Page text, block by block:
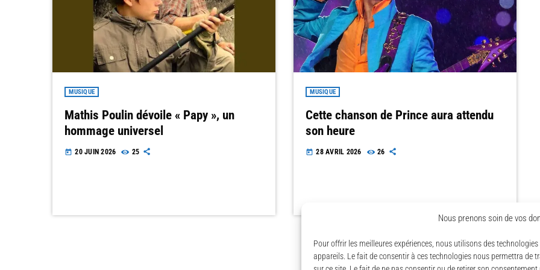
Nous prenons soin de vos
Pour offrir les meilleures expériences, nous utilisons des
appareils. Le fait de consentir à ces technologies nous permettra de
MUSIQUE
Mathis Poulin dévoile « Papy », un
hommage universel
today 20 JUIN 2026 25
MUSIQUE
Cette chanson de Prince aura attendu
son heure
today 28 AVRIL 2026 26